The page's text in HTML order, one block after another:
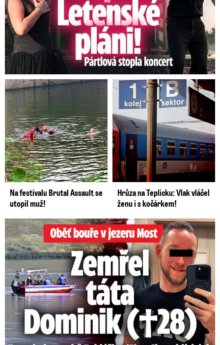
Na festivalu Brutal Assault se
utopil muž!
Hrůza na Teplicku: Vlak vláčel
ženu i s kočárkem!
Oběť bouře v jezeru Most: Zemřel táta Dominik (†28)